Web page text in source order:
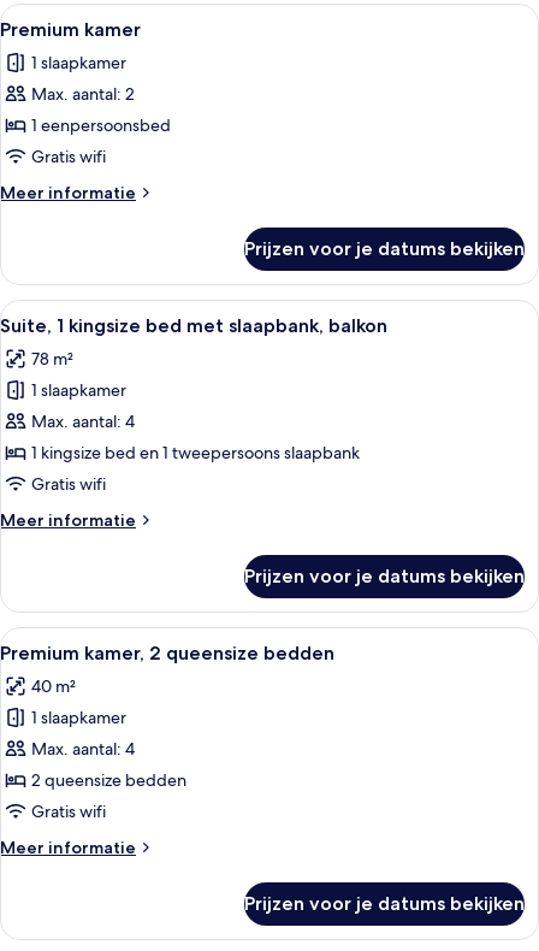
kingsize
Alle
foto's
voor
Premium
kamer
laden
Een opgemaakt bed met witte
1
Premium kamer
1 slaapkamer
Max. aantal: 2
1 eenpersoonsbed
Gratis wifi
Meer informatie
Meer
kamer
Prijzen voor je datums bekijken
Alle
foto's
voor
Suite,
1
kingsize
bed
slaapbank,
Een hotelkamer met een groot bed,
4
Suite, 1 kingsize bed met slaapbank, balkon
78 m²
1 slaapkamer
Max. aantal: 4
1 kingsize bed en 1 tweepersoons slaapbank
Gratis wifi
Meer informatie
Meer
1
kingsize
bed
slaapbank,
balkon
Prijzen voor je datums bekijken
Alle
foto's
voor
Premium
kamer,
2
queensize
laden
Een hotelbadkamer met een
4
Premium kamer, 2 queensize bedden
40 m²
1 slaapkamer
Max. aantal: 4
2 queensize bedden
Gratis wifi
Meer informatie
Meer
kamer,
Prijzen voor je datums bekijken